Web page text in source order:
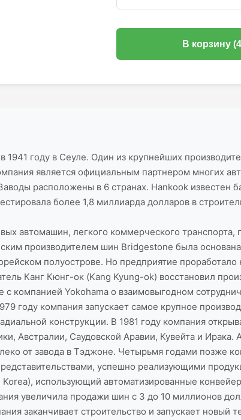
В корзину
году в Сеуле. Один из крупнейших
является официальным партнером многих
расположены в 6 странах. Hankook
более 1,8 миллиарда долларов в
автомашин, легкого коммерческого транспорта,
производителем шин Bridgestone была
полуострове. Но предприятие
Канг Кюнг-ок (Kang Kyung-ok) восстановил
компанией Yokohama о взаимовыгодном
году компания запускает самое крупное
конструкции. В 1981 году компания
Австралии, Саудовской Аравии, Кувейта и
от завода в Тэджоне. Четырьмя годами позже
успешно реализующими
использующий автоматизированные
увеличила продажи шин с 3 до 10 миллионов
заканчивает строительство и запускает новый